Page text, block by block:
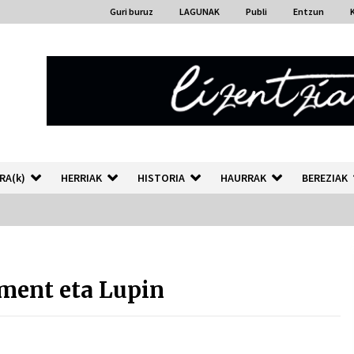
Guri buruz LAGUNAK Publi Entzun
HERRIAK HISTORIA HAURRAK BEREZIAK
idatzitako letren hiztegia
2026/07/23
eta Lupin